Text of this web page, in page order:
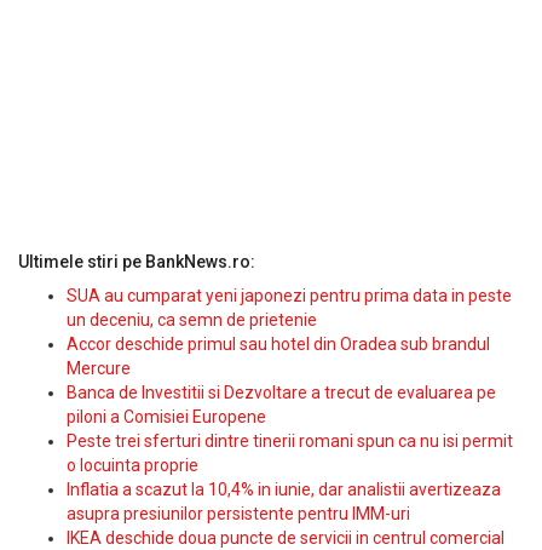
Ultimele stiri pe BankNews.ro:
SUA au cumparat yeni japonezi pentru prima data in peste
un deceniu, ca semn de prietenie
Accor deschide primul sau hotel din Oradea sub brandul
Mercure
Banca de Investitii si Dezvoltare a trecut de evaluarea pe
piloni a Comisiei Europene
Peste trei sferturi dintre tinerii romani spun ca nu isi permit
o locuinta proprie
Inflatia a scazut la 10,4% in iunie, dar analistii avertizeaza
asupra presiunilor persistente pentru IMM-uri
IKEA deschide doua puncte de servicii in centrul comercial